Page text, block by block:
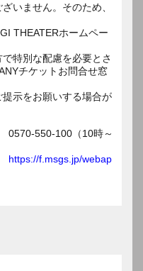
いません。そのため、
THEATERホームペー
特別な配慮を必要とさ
チケットお問合せ窓
示をお願いする場合が
0570-550-100（10時～
https://f.msgs.jp/webap